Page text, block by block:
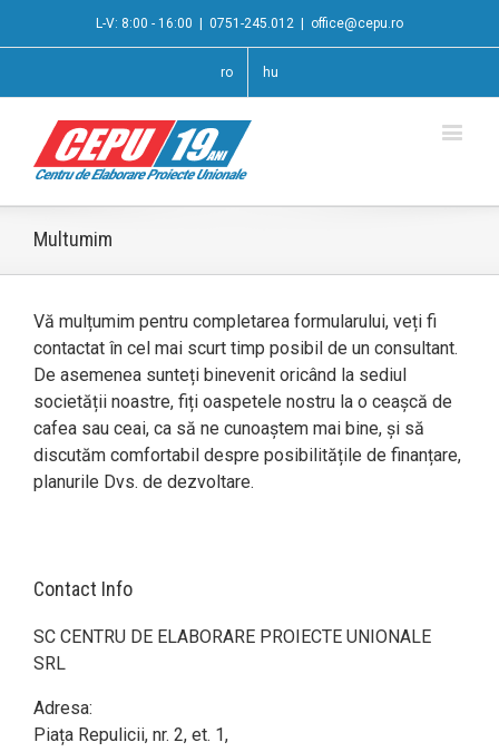
L-V: 8:00 - 16:00 0751-245.012 office@cepu.ro
ro hu
Multumim
Vă mulțumim pentru completarea formularului, veți fi
contactat în cel mai scurt timp posibil de un consultant.
De asemenea sunteți binevenit oricând la sediul
societății noastre, fiți oaspetele nostru la o ceașcă de
cafea sau ceai, ca să ne cunoaștem mai bine, și să
discutăm comfortabil despre posibilitățile de finanțare,
planurile Dvs. de dezvoltare.
Contact Info
SC CENTRU DE ELABORARE PROIECTE UNIONALE
SRL
Adresa:
Piața Repulicii, nr. 2, et. 1,